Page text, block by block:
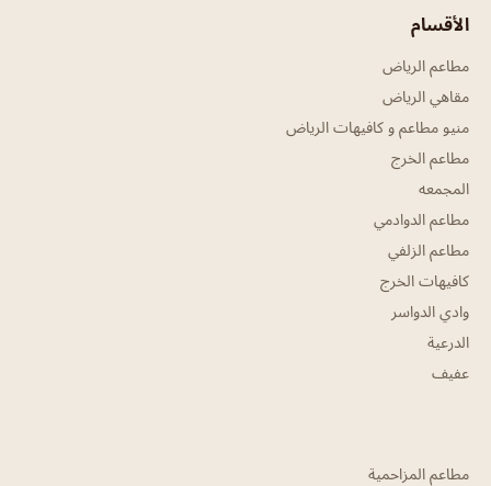
الأقسام
مطاعم الرياض
مقاهي الرياض
منيو مطاعم و كافيهات الرياض
مطاعم الخرج
المجمعه
مطاعم الدوادمي
مطاعم الزلفي
كافيهات الخرج
وادي الدواسر
الدرعية
عفيف
مطاعم المزاحمية